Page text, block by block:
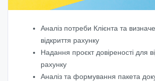
Аналіз потреби Клієнта та
відкриття рахунку
Надання проєкт довіреності для
рахунку
Аналіз та формування пакета